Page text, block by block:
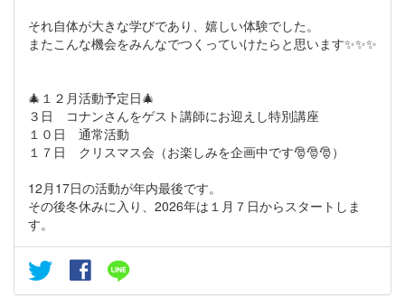
それ自体が大きな学びであり、嬉しい体験でした。
またこんな機会をみんなでつくっていけたらと思います✨✨✨
🎄１２月活動予定日🎄
３日 コナンさんをゲスト講師にお迎えし特別講座
１０日 通常活動
１７日 クリスマス会（お楽しみを企画中です🎅🎅🎅）
12月17日の活動が年内最後です。
その後冬休みに入り、2026年は１月７日からスタートしま
す。